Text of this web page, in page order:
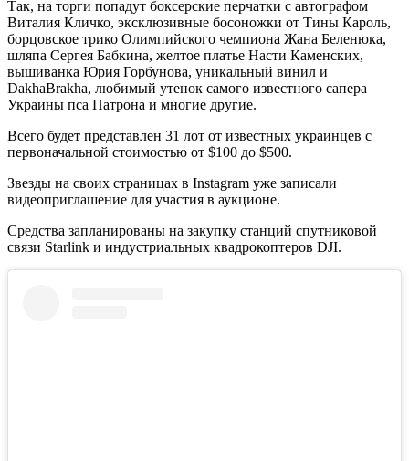
Так, на торги попадут боксерские перчатки с автографом
Виталия Кличко, эксклюзивные босоножки от Тины Кароль,
борцовское трико Олимпийского чемпиона Жана Беленюка,
шляпа Сергея Бабкина, желтое платье Насти Каменских,
вышиванка Юрия Горбунова, уникальный винил и
DakhaBrakha, любимый утенок самого известного сапера
Украины пса Патрона и многие другие.
Всего будет представлен 31 лот от известных украинцев с
первоначальной стоимостью от $100 до $500.
Звезды на своих страницах в Instagram уже записали
видеоприглашение для участия в аукционе.
Средства запланированы на закупку станций спутниковой
связи Starlink и индустриальных квадрокоптеров DJI.